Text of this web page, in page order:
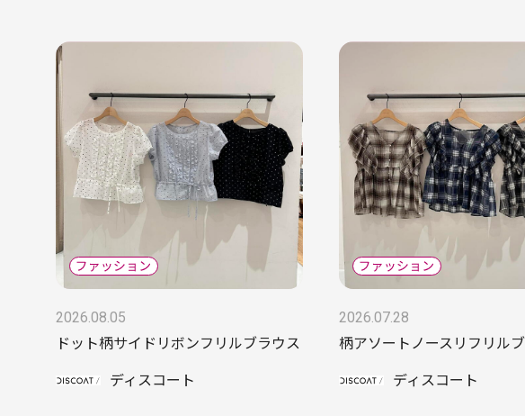
2026.08.05
ドット柄サイドリボンフリルブラウス
ディスコート
2026.07.28
柄アソートノースリフリル
ディスコート